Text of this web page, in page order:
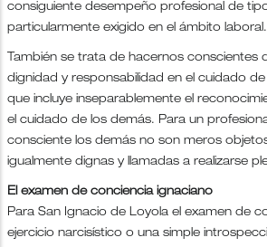
consiguiente desempeño profesional de
particularmente exigido en el ámbito laboral.
También se trata de hacernos conscientes
dignidad y responsabilidad en el cuidado
que incluye inseparablemente el
el cuidado de los demás. Para un
consciente los demás no son meros
igualmente dignas y llamadas a realizarse
El examen de conciencia ignaciano
Para San Ignacio de Loyola el examen de
ejercicio narcisístico o una simple